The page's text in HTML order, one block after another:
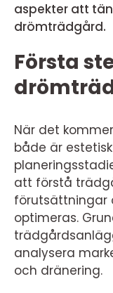
aspekter att
drömträdgård.
Första
När det
både är
att förstå
förutsättningar
optimeras.
analysera
och dränering.